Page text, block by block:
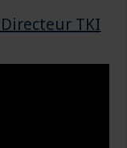
TKI